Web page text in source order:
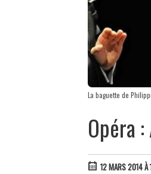
La baguette de
Opéra
12 MARS 2014 À